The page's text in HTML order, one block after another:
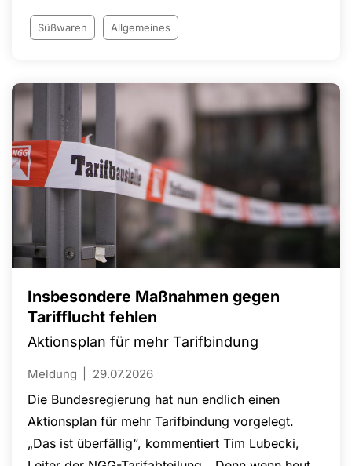
gibt es 160 Euro netto Erholungsbeihilfe. Die
2026, in Hessen zum 1. Juli 2026.
Süßwaren Allgemeines
Insbesondere Maßnahmen gegen
Tarifflucht fehlen
Aktionsplan für mehr Tarifbindung
Meldung 29.07.2026
Die Bundesregierung hat nun endlich einen
Aktionsplan für mehr Tarifbindung vorgelegt.
„Das ist überfällig“, kommentiert Tim Lubecki,